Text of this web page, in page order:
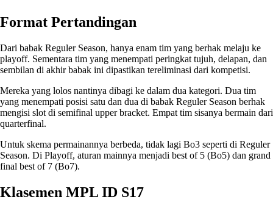
Format Pertandingan
Dari babak Reguler Season, hanya enam tim yang berhak melaju ke
playoff. Sementara tim yang menempati peringkat tujuh, delapan, dan
sembilan di akhir babak ini dipastikan tereliminasi dari kompetisi.
Mereka yang lolos nantinya dibagi ke dalam dua kategori. Dua tim
yang menempati posisi satu dan dua di babak Reguler Season berhak
mengisi slot di semifinal upper bracket. Empat tim sisanya bermain dari
quarterfinal.
Untuk skema permainannya berbeda, tidak lagi Bo3 seperti di Reguler
Season. Di Playoff, aturan mainnya menjadi best of 5 (Bo5) dan grand
final best of 7 (Bo7).
Klasemen MPL ID S17